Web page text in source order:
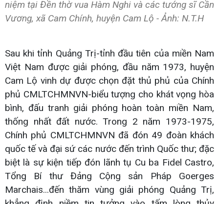
niệm tại Đền thờ vua Hàm Nghi và các tướng sĩ Cần
Vương, xã Cam Chính, huyện Cam Lộ - Ảnh: N.T.H
Sau khi tỉnh Quảng Trị-tỉnh đầu tiên của miền Nam
Việt Nam được giải phóng, đầu năm 1973, huyện
Cam Lộ vinh dự được chọn đặt thủ phủ của Chính
phủ CMLTCHMNVN-biểu tượng cho khát vọng hòa
bình, đấu tranh giải phóng hoàn toàn miền Nam,
thống nhất đất nước. Trong 2 năm 1973-1975,
Chính phủ CMLTCHMNVN đã đón 49 đoàn khách
quốc tế và đại sứ các nước đến trình Quốc thư; đặc
biệt là sự kiện tiếp đón lãnh tụ Cu ba Fidel Castro,
Tổng Bí thư Đảng Cộng sản Pháp Goerges
Marchais...đến thăm vùng giải phóng Quảng Trị,